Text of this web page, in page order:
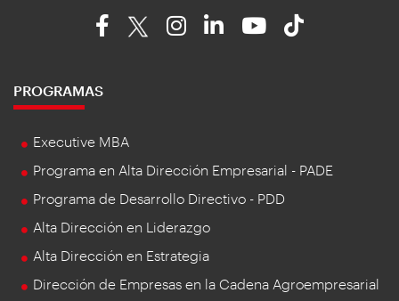
PROGRAMAS
Executive MBA
Programa en Alta Dirección Empresarial - PADE
Programa de Desarrollo Directivo - PDD
Alta Dirección en Liderazgo
Alta Dirección en Estrategia
Dirección de Empresas en la Cadena Agroempresarial